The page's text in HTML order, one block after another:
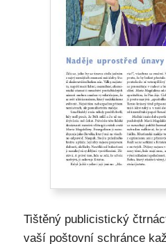
Tištěný publicistický
vaší poštovní schránce